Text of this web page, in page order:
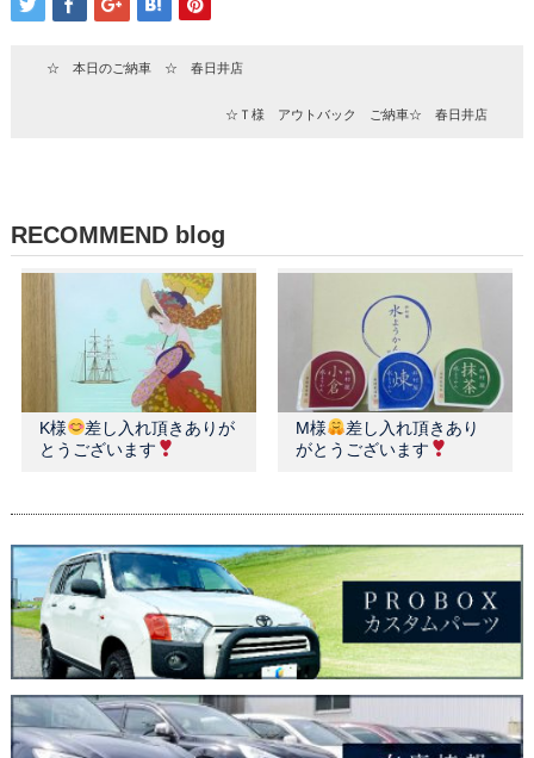
☆ 本日のご納車 ☆ 春日井店
☆Ｔ様 アウトバック ご納車☆ 春日井店
RECOMMEND blog
K様
差し入れ頂きありが
とうございます
M様
差し入れ頂きあり
がとうございます